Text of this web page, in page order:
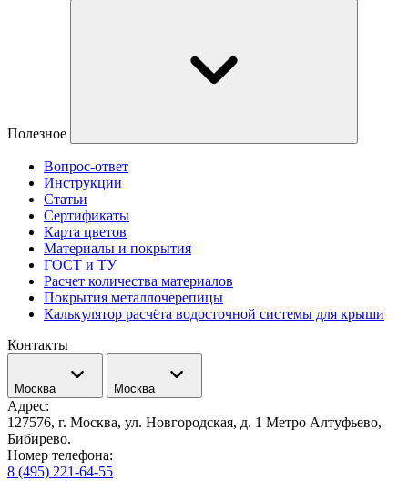
Полезное
Вопрос-ответ
Инструкции
Статьи
Сертификаты
Карта цветов
Материалы и покрытия
ГОСТ и ТУ
Расчет количества материалов
Покрытия металлочерепицы
Калькулятор расчёта водосточной системы для крыши
Контакты
Москва Москва
Адрес:
127576, г. Москва, ул. Новгородская, д. 1 Метро Алтуфьево,
Бибирево.
Номер телефона:
8 (495) 221-64-55